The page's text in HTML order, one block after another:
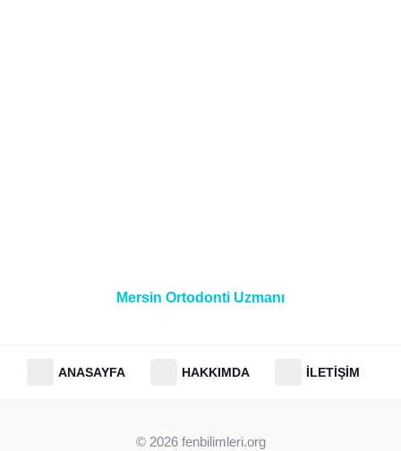
Mersin Ortodonti Uzmanı
ANASAYFA HAKKIMDA İLETIŞIM
© 2026 fenbilimleri.org